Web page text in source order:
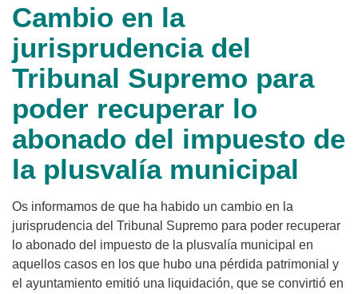
Cambio en la
jurisprudencia del
Tribunal Supremo para
poder recuperar lo
abonado del impuesto de
la plusvalía municipal
Os informamos de que ha habido un cambio en la
jurisprudencia del Tribunal Supremo para poder recuperar
lo abonado del impuesto de la plusvalía municipal en
aquellos casos en los que hubo una pérdida patrimonial y
el ayuntamiento emitió una liquidación, que se convirtió en